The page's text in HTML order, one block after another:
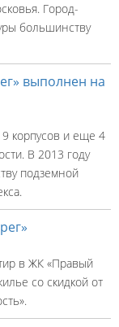
Город-
большинству
выполнен на
корпусов и еще 4
В 2013 году
подземной
в ЖК «Правый
со скидкой от